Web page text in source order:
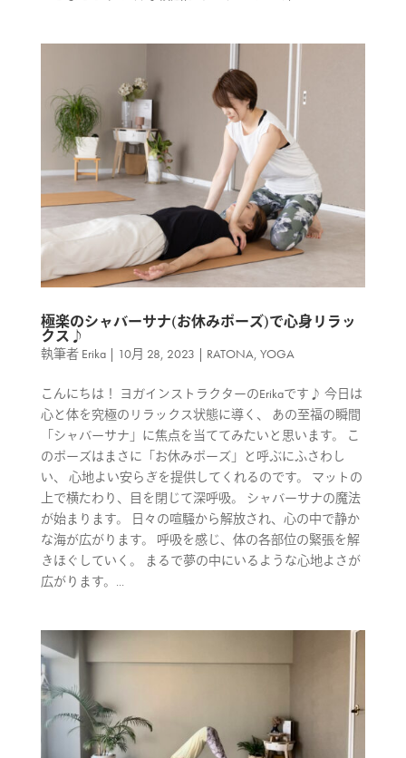
極楽のシャバーサナ(お休みポーズ)で心身リラッ
クス♪
執筆者 Erika| 10月 28, 2023 | RATONA, YOGA
こんにちは！ ヨガインストラクターのErikaです♪ 今日は
心と体を究極のリラックス状態に導く、 あの至福の瞬間
「シャバーサナ」に焦点を当ててみたいと思います。 こ
のポーズはまさに「お休みポーズ」と呼ぶにふさわし
い、 心地よい安らぎを提供してくれるのです。 マットの
上で横たわり、目を閉じて深呼吸。 シャバーサナの魔法
が始まります。 日々の喧騒から解放され、心の中で静か
な海が広がります。 呼吸を感じ、体の各部位の緊張を解
きほぐしていく。 まるで夢の中にいるような心地よさが
広がります。...